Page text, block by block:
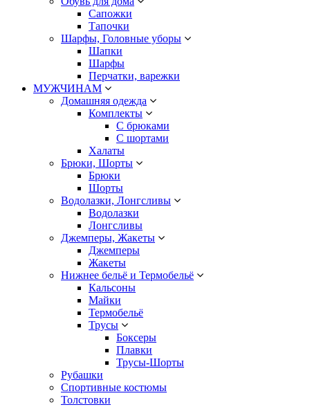
Сапожки
Тапочки
Шарфы, Головные уборы
Шапки
Шарфы
Перчатки, варежки
МУЖЧИНАМ
Домашняя одежда
Комплекты
С брюками
С шортами
Халаты
Брюки, Шорты
Брюки
Шорты
Водолазки, Лонгсливы
Водолазки
Лонгсливы
Джемперы, Жакеты
Джемперы
Жакеты
Нижнее бельё и Термобельё
Кальсоны
Майки
Термобельё
Трусы
Боксеры
Плавки
Трусы-Шорты
Рубашки
Спортивные костюмы
Толстовки